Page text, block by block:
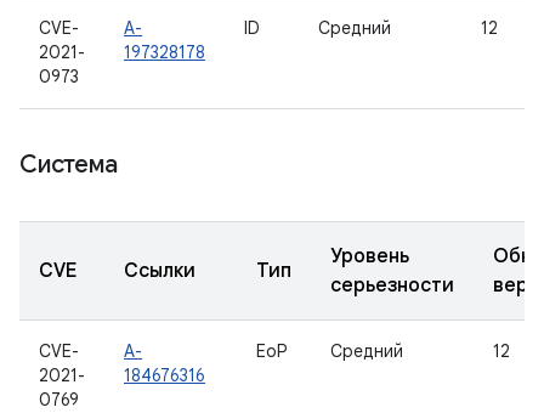
CVE-
2021-
0973
A-
197328178
ID Средний 12
Система
CVE Ссылки Тип
Уровень
серьезности
CVE-
2021-
0769
A-
184676316
EoP Средний 12